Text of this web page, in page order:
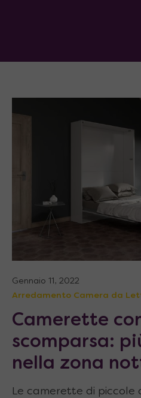
Gennaio 11, 2022
Arredamento Camera da
Camerette
scomparsa:
nella zona
Le camerette di piccole